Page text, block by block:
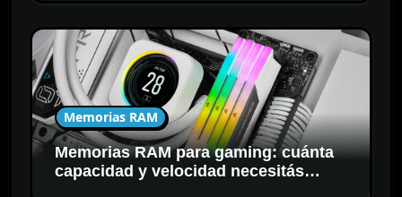
Memorias RAM
Memorias RAM para gaming: cuánta
capacidad y velocidad necesitás